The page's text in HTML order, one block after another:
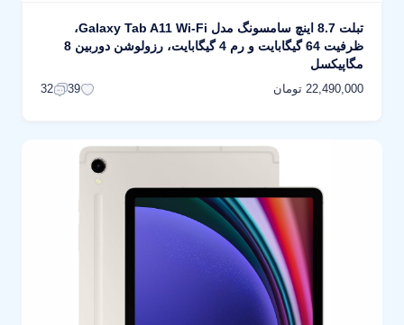
تبلت 8.7 اینچ سامسونگ مدل Galaxy Tab A11 Wi-Fi،
ظرفیت 64 گیگابایت و رم 4 گیگابایت، رزولوشن دوربین 8
مگاپیکسل
22,490,000 تومان 39
32